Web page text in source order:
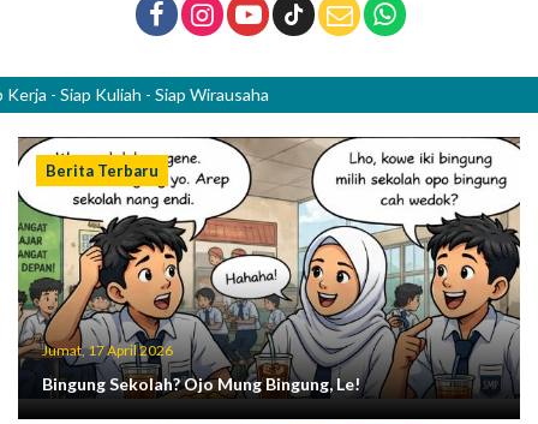
Siap Kuliah - Siap Wirausaha
Berita Terbaru
Jumat, 17 April 2026
Bingung Sekolah? Ojo Mung Bingung, Le!